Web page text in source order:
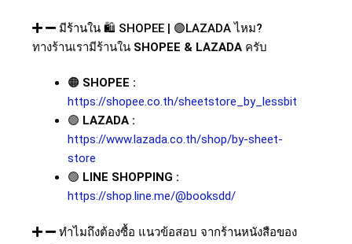
มีร้านใน 🛍️ SHOPEE | 🟣LAZADA ไหม?
ทางร้านเรามีร้านใน SHOPEE & LAZADA ครับ
🟠 SHOPEE :
https://shopee.co.th/sheetstore_by_lessbit
🟣 LAZADA :
https://www.lazada.co.th/shop/by-sheet-
store
🟢 LINE SHOPPING :
https://shop.line.me/@booksdd/
ทำไมถึงต้องซื้อ แนวข้อสอบ จากร้านหนังสือของ